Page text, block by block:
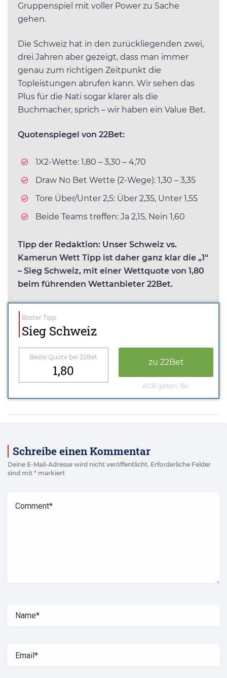
Gruppenspiel mit voller Power zu Sache
gehen.
Die Schweiz hat in den zurückliegenden zwei,
drei Jahren aber gezeigt, dass man immer
genau zum richtigen Zeitpunkt die
Topleistungen abrufen kann. Wir sehen das
Plus für die Nati sogar klarer als die
Buchmacher, sprich – wir haben ein Value Bet.
Quotenspiegel von 22Bet:
1X2-Wette: 1,80 – 3,30 – 4,70
Draw No Bet Wette (2-Wege): 1,30 – 3,35
Tore Über/Unter 2,5: Über 2,35, Unter 1,55
Beide Teams treffen: Ja 2,15, Nein 1,60
Tipp der Redaktion: Unser Schweiz vs.
Kamerun Wett Tipp ist daher ganz klar die „1“
– Sieg Schweiz, mit einer Wettquote von 1,80
beim führenden Wettanbieter 22Bet.
Bester Tipp
Sieg Schweiz
Beste Quote bei 22Bet
1,80
zu 22Bet
AGB gelten, 18+
Schreibe einen Kommentar
Deine E-Mail-Adresse wird nicht veröffentlicht. Erforderliche Felder
sind mit * markiert